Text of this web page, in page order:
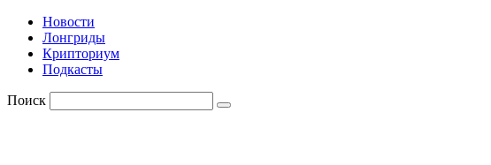
Новости
Лонгриды
Крипториум
Подкасты
Поиск